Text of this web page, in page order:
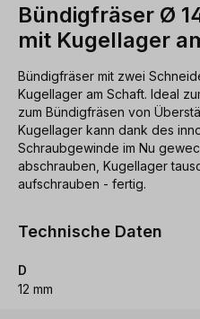
Bündigfräser Ø
mit Kugellager
Bündigfräser mit zwei
Kugellager am Schaft. Ideal
zum Bündigfräsen von
Kugellager kann dank des
Schraubgewinde im Nu
abschrauben, Kugellager
aufschrauben - fertig.
Technische Daten
D
12 mm